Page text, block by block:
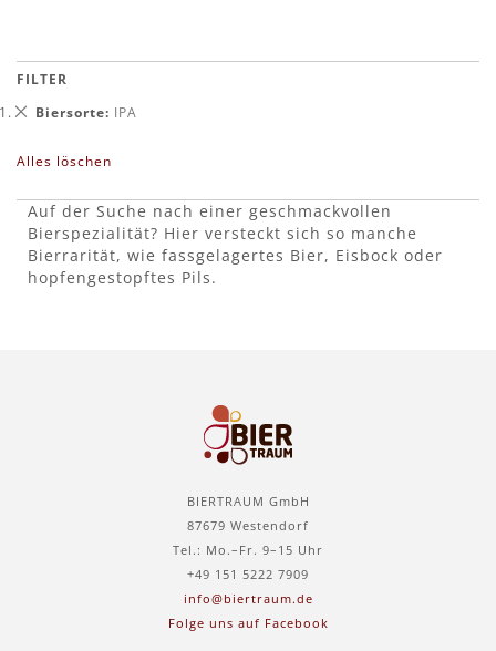
FILTER
Biersorte IPA
Dies
Alles löschen
Auf der Suche nach einer geschmackvollen
Bierspezialität? Hier versteckt sich so manche
Bierrarität, wie fassgelagertes Bier, Eisbock oder
hopfengestopftes Pils.
BIERTRAUM GmbH
87679 Westendorf
Tel.: Mo.–Fr. 9–15 Uhr
+49 151 5222 7909
info@biertraum.de
Folge uns auf Facebook